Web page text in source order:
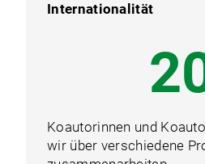
Internationalität
Koautorinnen und
wir über verschiedene